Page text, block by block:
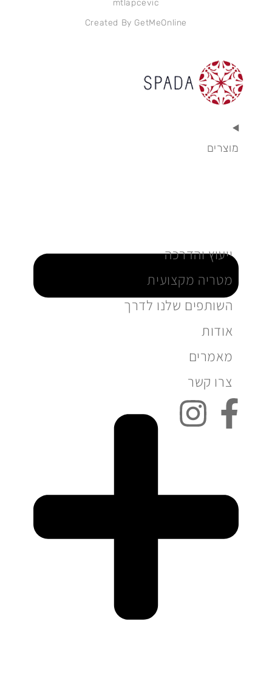
Created By GetMeOnline
mtlapcevic
מוצרים
ייעוץ והדרכה
מטריה מקצועית
השותפים שלנו לדרך
אודות
מאמרים
צרו קשר